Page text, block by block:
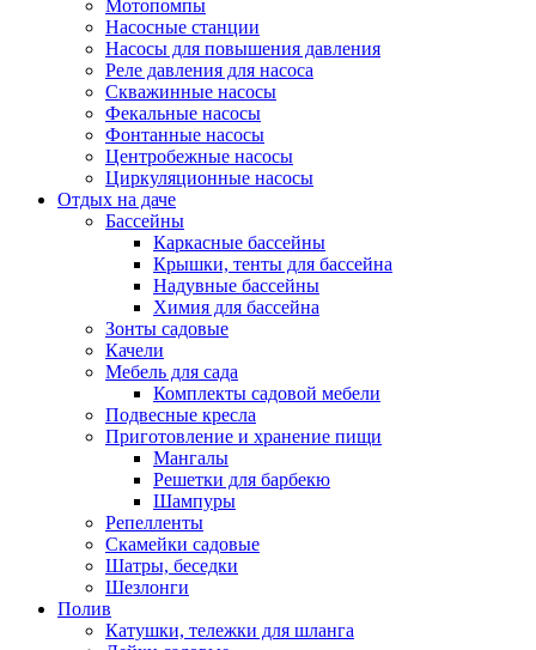
Мотопомпы
Насосные станции
Насосы для повышения давления
Реле давления для насоса
Скважинные насосы
Фекальные насосы
Фонтанные насосы
Центробежные насосы
Циркуляционные насосы
Отдых на даче
Бассейны
Каркасные бассейны
Крышки, тенты для бассейна
Надувные бассейны
Химия для бассейна
Зонты садовые
Качели
Мебель для сада
Комплекты садовой мебели
Подвесные кресла
Приготовление и хранение пищи
Мангалы
Решетки для барбекю
Шампуры
Репелленты
Скамейки садовые
Шатры, беседки
Шезлонги
Полив
Катушки, тележки для шланга